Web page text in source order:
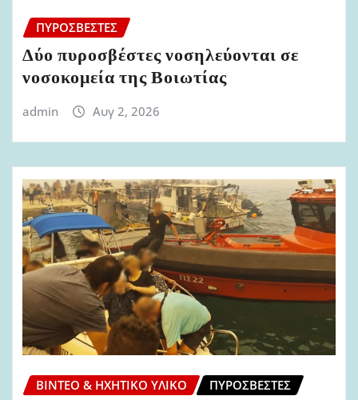
ΠΥΡΟΣΒΈΣΤΕΣ
Δύο πυροσβέστες νοσηλεύονται σε
νοσοκομεία της Βοιωτίας
admin Αυγ 2, 2026
ΒΊΝΤΕΟ & ΗΧΗΤΙΚΌ ΥΛΙΚΌ ΠΥΡΟΣΒΈΣΤΕΣ